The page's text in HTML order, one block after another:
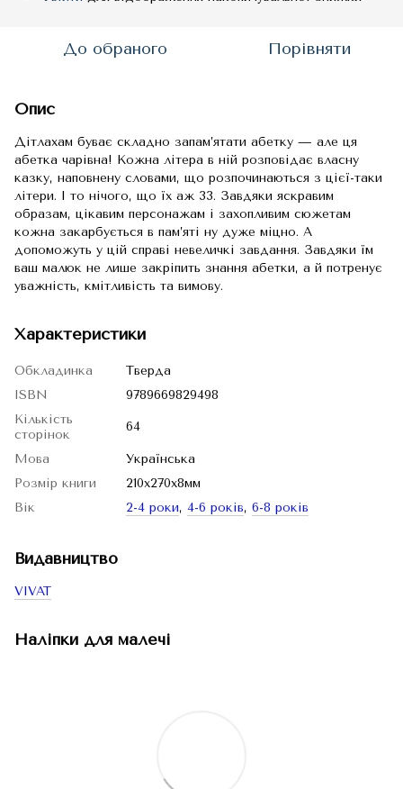
До обраного Порівняти
Опис
Дітлахам буває складно запам’ятати абетку — але ця
абетка чарівна! Кожна літера в ній розповідає власну
казку, наповнену словами, що розпочинаються з цієї-таки
літери. І то нічого, що їх аж 33. Завдяки яскравим
образам, цікавим персонажам і захопливим сюжетам
кожна закарбується в пам’яті ну дуже міцно. А
допоможуть у цій справі невеличкі завдання. Завдяки їм
ваш малюк не лише закріпить знання абетки, а й потренує
уважність, кмітливість та вимову.
Характеристики
Обкладинка
Тверда
ISBN
9789669829498
Кількість
сторінок
64
Мова
Українська
Розмір книги
210x270x8мм
Вік
2-4 роки, 4-6 років, 6-8 років
Видавництво
VIVAT
Наліпки для малечі